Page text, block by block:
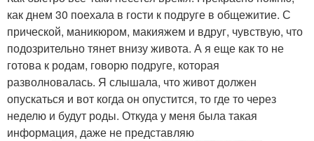
как днем 30 поехала в гости к подруге в общежитие. С
прической, маникюром, макияжем и вдруг, чувствую, что
подозрительно тянет внизу живота. А я еще как то не
готова к родам, говорю подруге, которая
разволновалась. Я слышала, что живот должен
опускаться и вот когда он опустится, то где то через
неделю и будут роды. Откуда у меня была такая
информация, даже не представляю